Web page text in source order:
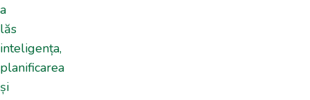
a
lăs
inteligența,
planificarea
și